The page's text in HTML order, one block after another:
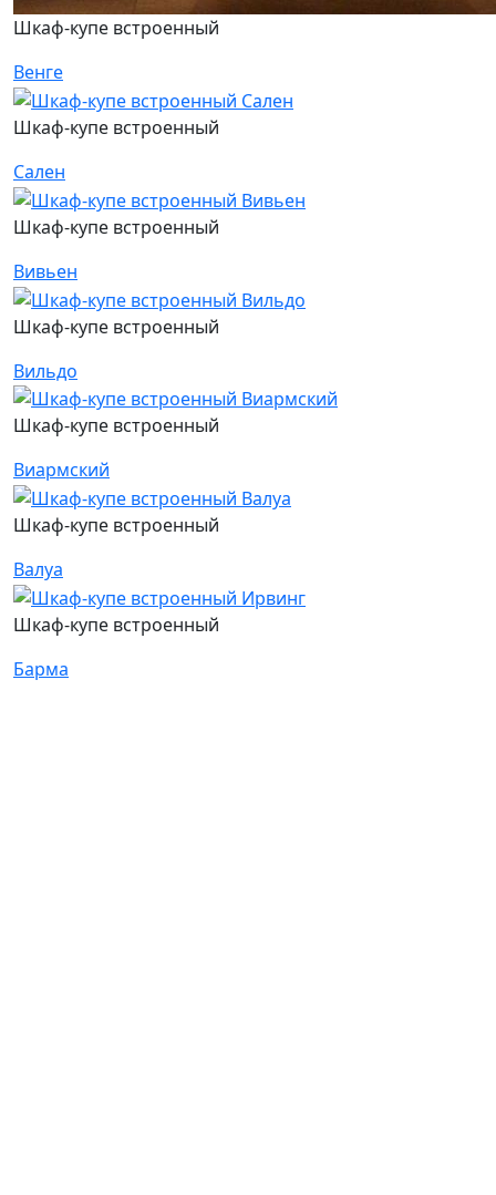
Шкаф-купе встроенный
Венге
Шкаф-купе встроенный
Сален
Шкаф-купе встроенный
Вивьен
Шкаф-купе встроенный
Вильдо
Шкаф-купе встроенный
Виармский
Шкаф-купе встроенный
Валуа
Шкаф-купе встроенный
Барма